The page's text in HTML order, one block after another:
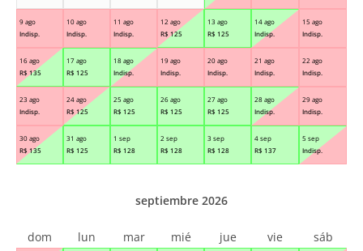
9 ago
Indisp.
10 ago
Indisp.
11 ago
Indisp.
12 ago
R$ 125
13 ago
R$ 125
14 ago
Indisp.
15 ago
Indisp.
16 ago
R$ 135
17 ago
R$ 125
18 ago
Indisp.
19 ago
Indisp.
20 ago
Indisp.
21 ago
Indisp.
22 ago
Indisp.
23 ago
Indisp.
24 ago
R$ 125
25 ago
R$ 125
26 ago
R$ 125
27 ago
R$ 125
28 ago
Indisp.
29 ago
Indisp.
30 ago
R$ 135
31 ago
R$ 125
1 sep
R$ 128
2 sep
R$ 128
3 sep
R$ 128
4 sep
R$ 137
5 sep
Indisp.
septiembre 2026
dom lun mar mié jue vie sáb